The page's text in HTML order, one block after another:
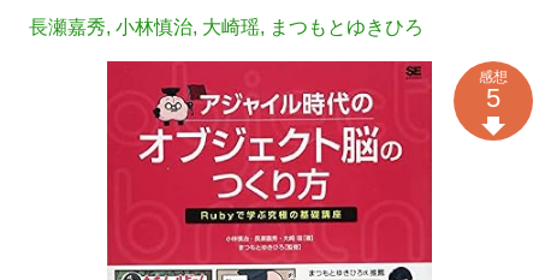
長瀬嘉秀, 小林慎治, 大崎瑶, まつもとゆきひろ
感想
5